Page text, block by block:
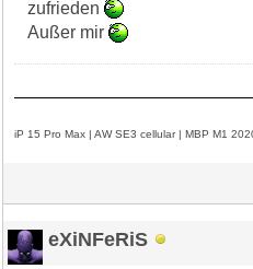
zufrieden
Außer mir
iP 15 Pro Max | AW SE3 cellular | MBP M1
eXiNFeRiS